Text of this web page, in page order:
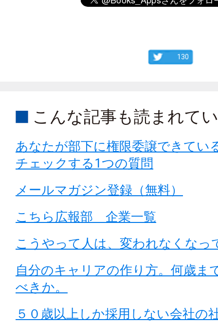
130
こんな記事も読まれて
あなたが部下に権限委譲できてい
チェックする1つの質問
メールマガジン登録（無料）
こちら広報部 企業一覧
こうやって人は、変われなくなっ
自分のキャリアの作り方。何歳ま
べきか。
５０歳以上しか採用しない会社の